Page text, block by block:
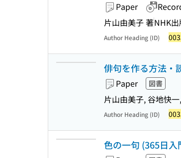
Paper
片山由美子 著NHK出
Author Heading (ID)
俳句を作る方法・
Paper 図書
片山由美子, 谷地快
Author Heading (ID)
色の一句 (365日入